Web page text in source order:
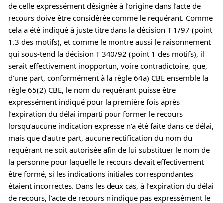
de celle expressément désignée à l’origine dans l’acte de
recours doive être considérée comme le requérant. Comme
cela a été indiqué à juste titre dans la décision T 1/97 (point
1.3 des motifs), et comme le montre aussi le raisonnement
qui sous-tend la décision T 340/92 (point 1 des motifs), il
serait effectivement inopportun, voire contradictoire, que,
d’une part, conformément à la règle 64a) CBE ensemble la
règle 65(2) CBE, le nom du requérant puisse être
expressément indiqué pour la première fois après
l’expiration du délai imparti pour former le recours
lorsqu’aucune indication expresse n’a été faite dans ce délai,
mais que d’autre part, aucune rectification du nom du
requérant ne soit autorisée afin de lui substituer le nom de
la personne pour laquelle le recours devait effectivement
être formé, si les indications initiales correspondantes
étaient incorrectes. Dans les deux cas, à l’expiration du délai
de recours, l’acte de recours n’indique pas expressément le